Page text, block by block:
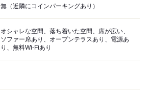
無（近隣にコインパーキングあり）
オシャレな空間、落ち着いた空間、席が広い、
ソファー席あり、オープンテラスあり、電源あ
り、無料Wi-Fiあり